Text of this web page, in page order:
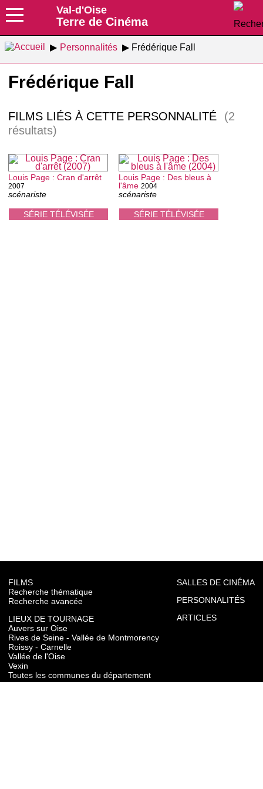
Val-d'Oise
Terre de Cinéma
Personnalités Frédérique Fall
Frédérique Fall
FILMS LIÉS À CETTE PERSONNALITÉ
(2
résultats)
SÉRIE TÉLÉVISÉE
Louis Page : Cran d'arrêt
2007
scénariste
SÉRIE TÉLÉVISÉE
Louis Page : Des bleus à
l'âme 2004
scénariste
FILMS
Recherche thématique
Recherche avancée
LIEUX DE TOURNAGE
Auvers sur Oise
Rives de Seine - Vallée de Montmorency
Roissy - Carnelle
Vallée de l'Oise
Vexin
Toutes les communes du département
SALLES DE CINÉMA
PERSONNALITÉS
ARTICLES